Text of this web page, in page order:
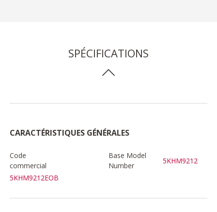
SPÉCIFICATIONS
CARACTÉRISTIQUES GÉNÉRALES
Code
commercial
5KHM9212EOB
Base Model
Number
5KHM9212